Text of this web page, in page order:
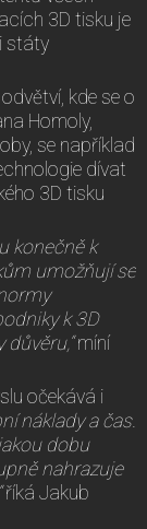
3D tisku je
státy
kde se o
Homoly,
se například
dívat
3D tisku
konečně k
umožňují se
k 3D
míní
očekává i
náklady a čas.
dobu
nahrazuje
říká Jakub